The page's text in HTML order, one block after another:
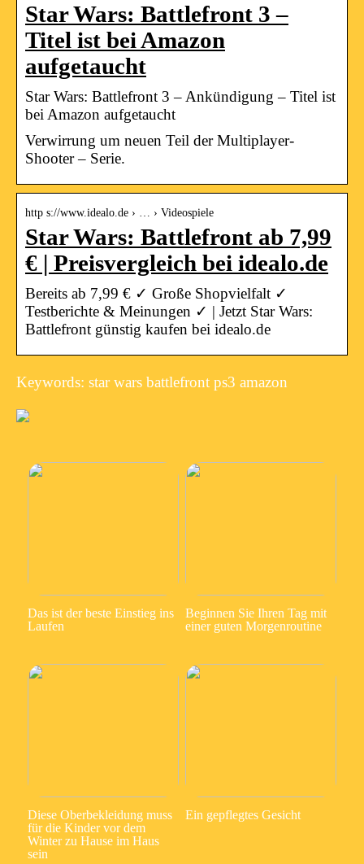
Star Wars: Battlefront 3 –
Titel ist bei Amazon
aufgetaucht
Star Wars: Battlefront 3 – Ankündigung – Titel ist
bei Amazon aufgetaucht
Verwirrung um neuen Teil der Multiplayer-
Shooter – Serie.
http s://www.idealo.de › … › Videospiele
Star Wars: Battlefront ab 7,99
€ | Preisvergleich bei idealo.de
Bereits ab 7,99 € ✓ Große Shopvielfalt ✓
Testberichte & Meinungen ✓ | Jetzt Star Wars:
Battlefront günstig kaufen bei idealo.de
Keywords: star wars battlefront ps3 amazon
Das ist der beste Einstieg ins
Laufen
Beginnen Sie Ihren Tag mit
einer guten Morgenroutine
Diese Oberbekleidung muss
für die Kinder vor dem
Winter zu Hause im Haus
sein
Ein gepflegtes Gesicht